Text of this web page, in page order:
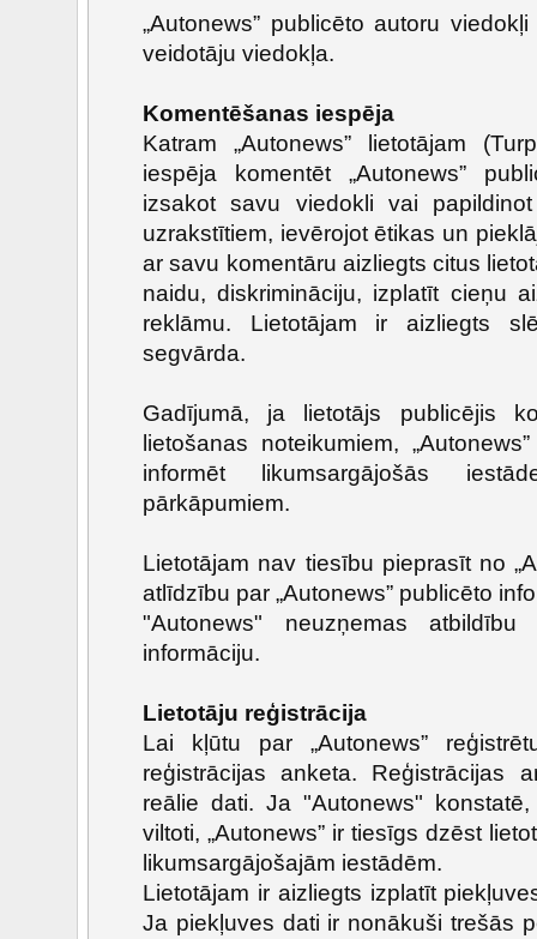
„Autonews” publicēto autoru
veidotāju viedokļa.
Komentēšanas iespēja
Katram „Autonews” lietotājam
iespēja komentēt „Autonews”
izsakot savu viedokli vai
uzrakstītiem, ievērojot ētikas un
ar savu komentāru aizliegts citus
naidu, diskrimināciju, izplatīt cieņu
reklāmu. Lietotājam ir aizliegts
segvārda.
Gadījumā, ja lietotājs publicējis
lietošanas noteikumiem,
informēt likumsargājošās
pārkāpumiem.
Lietotājam nav tiesību pieprasīt no
atlīdzību par „Autonews” publicēto
"Autonews" neuzņemas
informāciju.
Lietotāju reģistrācija
Lai kļūtu par „Autonews”
reģistrācijas anketa. Reģistrācijas
reālie dati. Ja "Autonews"
viltoti, „Autonews” ir tiesīgs dzēst
likumsargājošajām iestādēm.
Lietotājam ir aizliegts izplatīt
Ja piekļuves dati ir nonākuši trešās